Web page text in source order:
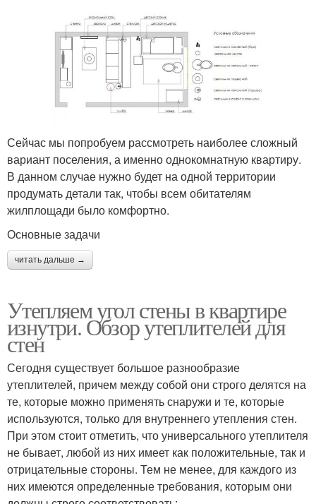
Сейчас мы попробуем рассмотреть наиболее сложный
вариант поселения, а именно однокомнатную квартиру.
В данном случае нужно будет на одной территории
продумать детали так, чтобы всем обитателям
жилплощади было комфортно.
Основные задачи
читать дальше →
Утепляем угол стены в квартире
изнутри. Обзор утеплителей для
стен
Сегодня существует большое разнообразие
утеплителей, причем между собой они строго делятся на
те, которые можно применять снаружи и те, которые
используются, только для внутреннего утепления стен.
При этом стоит отметить, что универсального утеплителя
не бывает, любой из них имеет как положительные, так и
отрицательные стороны. Тем не менее, для каждого из
них имеются определенные требования, которым они